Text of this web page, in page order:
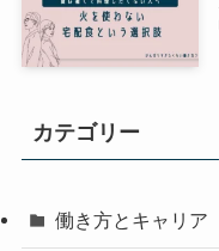
カテゴリー
働き方とキャリア